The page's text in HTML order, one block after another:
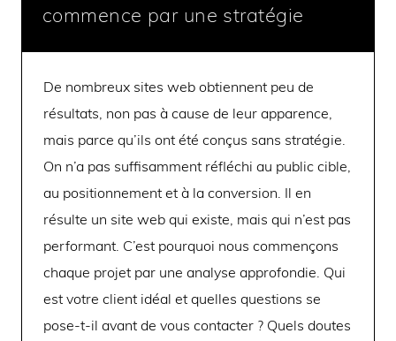
commence par une stratégie
De nombreux sites web obtiennent peu de
résultats, non pas à cause de leur apparence,
mais parce qu’ils ont été conçus sans stratégie.
On n’a pas suffisamment réfléchi au public cible,
au positionnement et à la conversion. Il en
résulte un site web qui existe, mais qui n’est pas
performant. C’est pourquoi nous commençons
chaque projet par une analyse approfondie. Qui
est votre client idéal et quelles questions se
pose-t-il avant de vous contacter ? Quels doutes